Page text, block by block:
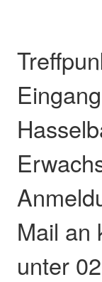
Mail an
unter